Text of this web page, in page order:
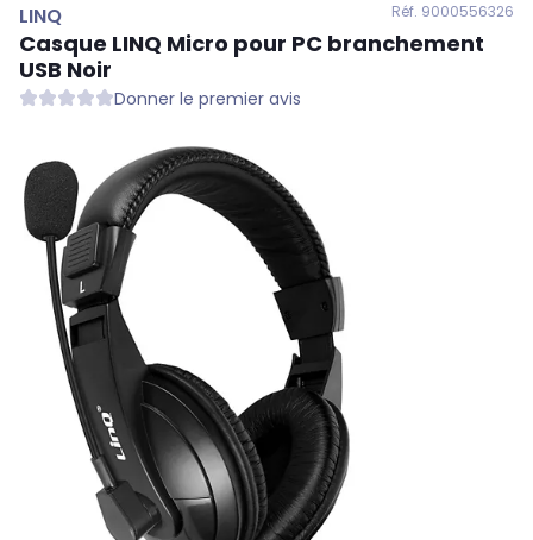
LINQ Réf. 9000556326
Casque LINQ Micro pour PC branchement
USB Noir
Donner le premier avis